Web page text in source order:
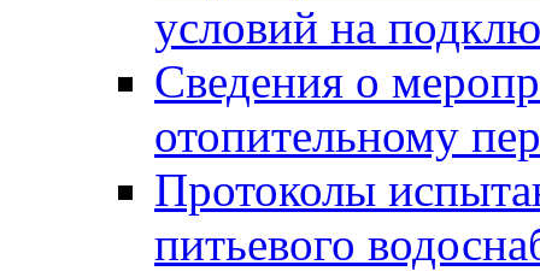
условий на
Сведения о
отопительному
Протоколы
питьевого